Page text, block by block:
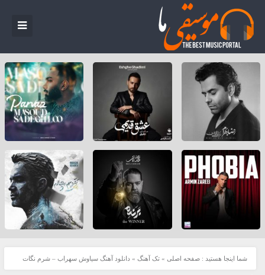
شما اینجا هستید : صفحه اصلی » تک آهنگ » دانلود آهنگ سیاوش سهراب – شرم نگات